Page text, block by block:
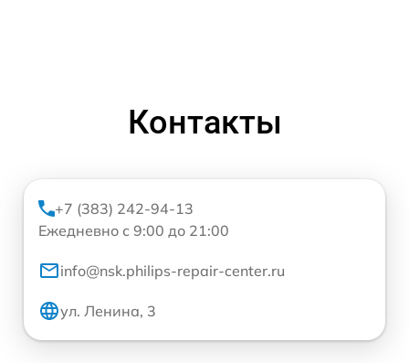
Контакты
+7 (383) 242-94-13
Ежедневно с 9:00 до 21:00
info@nsk.philips-repair-center.ru
ул. Ленина, 3